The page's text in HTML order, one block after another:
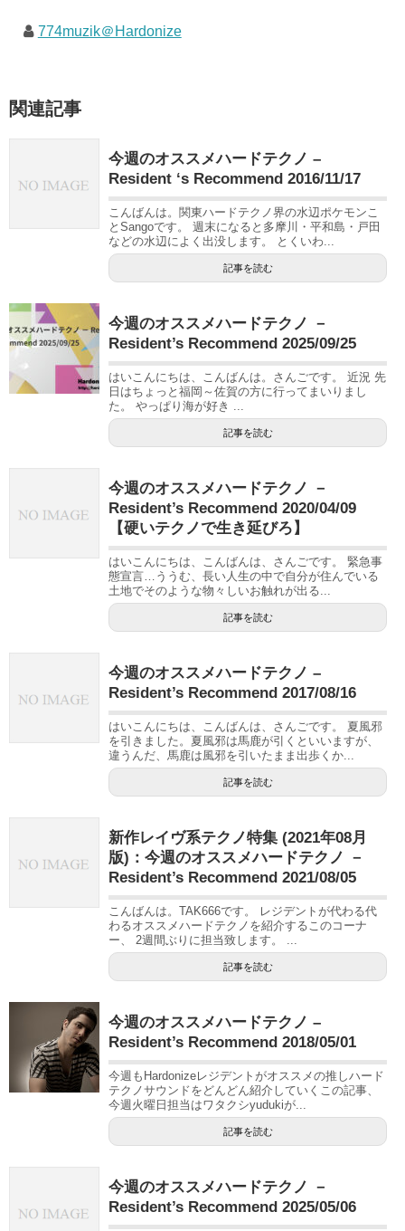
774muzik＠Hardonize
関連記事
今週のオススメハードテクノ –
Resident ‘s Recommend 2016/11/17
こんばんは。関東ハードテクノ界の水辺ポケモンこ
とSangoです。 週末になると多摩川・平和島・戸田
などの水辺によく出没します。 とくいわ...
記事を読む
今週のオススメハードテクノ －
Resident’s Recommend 2025/09/25
はいこんにちは、こんばんは。さんごです。 近況 先
日はちょっと福岡～佐賀の方に行ってまいりまし
た。 やっぱり海が好き ...
記事を読む
今週のオススメハードテクノ －
Resident’s Recommend 2020/04/09
【硬いテクノで生き延びろ】
はいこんにちは、こんばんは、さんごです。 緊急事
態宣言…ううむ、長い人生の中で自分が住んでいる
土地でそのような物々しいお触れが出る...
記事を読む
今週のオススメハードテクノ –
Resident’s Recommend 2017/08/16
はいこんにちは、こんばんは、さんごです。 夏風邪
を引きました。夏風邪は馬鹿が引くといいますが、
違うんだ、馬鹿は風邪を引いたまま出歩くか...
記事を読む
新作レイヴ系テクノ特集 (2021年08月
版)：今週のオススメハードテクノ －
Resident’s Recommend 2021/08/05
こんばんは。TAK666です。 レジデントが代わる代
わるオススメハードテクノを紹介するこのコーナ
ー、 2週間ぶりに担当致します。 ...
記事を読む
今週のオススメハードテクノ –
Resident’s Recommend 2018/05/01
今週もHardonizeレジデントがオススメの推しハード
テクノサウンドをどんどん紹介していくこの記事、
今週火曜日担当はワタクシyudukiが...
記事を読む
今週のオススメハードテクノ －
Resident’s Recommend 2025/05/06